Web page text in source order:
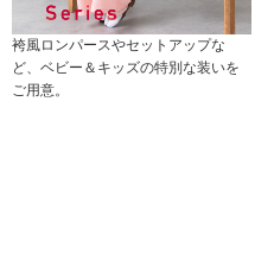
袴風ロンパースやセットアップな
ど、ベビー＆キッズの特別な装いを
ご用意。